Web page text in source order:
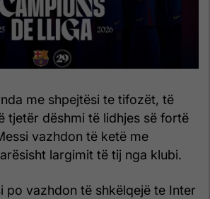
me shpejtësi te tifozët, të
tjetër dëshmi të lidhjes së fortë
vazhdon të ketë me
largimit të tij nga klubi.
po vazhdon të shkëlqejë te Inter